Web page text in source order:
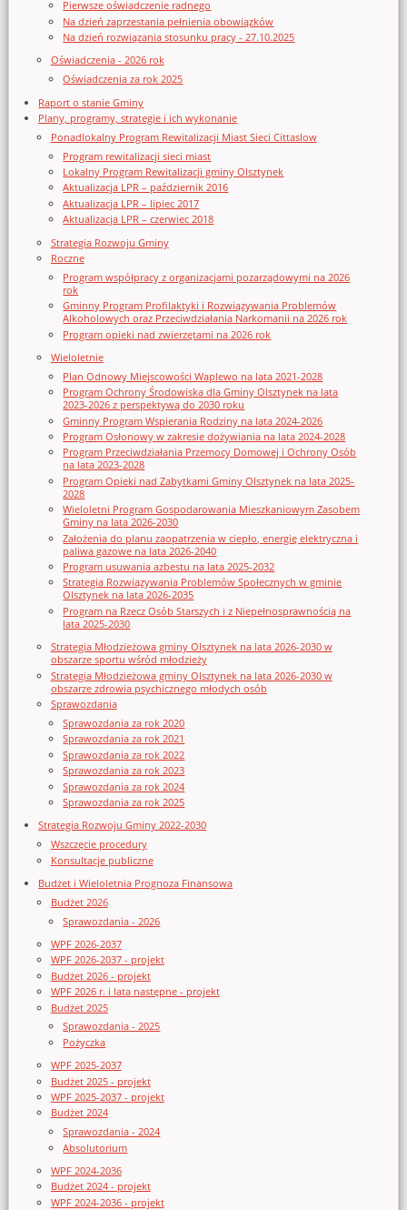
Pierwsze oświadczenie radnego
Na dzień zaprzestania pełnienia obowiązków
Na dzień rozwiązania stosunku pracy - 27.10.2025
Oświadczenia - 2026 rok
Oświadczenia za rok 2025
Raport o stanie Gminy
Plany, programy, strategie i ich wykonanie
Ponadlokalny Program Rewitalizacji Miast Sieci Cittaslow
Program rewitalizacji sieci miast
Lokalny Program Rewitalizacji gminy Olsztynek
Aktualizacja LPR – październik 2016
Aktualizacja LPR – lipiec 2017
Aktualizacja LPR – czerwiec 2018
Strategia Rozwoju Gminy
Roczne
Program współpracy z organizacjami pozarządowymi na 2026
rok
Gminny Program Profilaktyki i Rozwiązywania Problemów
Alkoholowych oraz Przeciwdziałania Narkomanii na 2026 rok
Program opieki nad zwierzętami na 2026 rok
Wieloletnie
Plan Odnowy Miejscowości Waplewo na lata 2021-2028
Program Ochrony Środowiska dla Gminy Olsztynek na lata
2023-2026 z perspektywą do 2030 roku
Gminny Program Wspierania Rodziny na lata 2024-2026
Program Osłonowy w zakresie dożywiania na lata 2024-2028
Program Przeciwdziałania Przemocy Domowej i Ochrony Osób
na lata 2023-2028
Program Opieki nad Zabytkami Gminy Olsztynek na lata 2025-
2028
Wieloletni Program Gospodarowania Mieszkaniowym Zasobem
Gminy na lata 2026-2030
Założenia do planu zaopatrzenia w ciepło, energię elektryczna i
paliwa gazowe na lata 2026-2040
Program usuwania azbestu na lata 2025-2032
Strategia Rozwiązywania Problemów Społecznych w gminie
Olsztynek na lata 2026-2035
Program na Rzecz Osób Starszych i z Niepełnosprawnością na
lata 2025-2030
Strategia Młodzieżowa gminy Olsztynek na lata 2026-2030 w
obszarze sportu wśród młodzieży
Strategia Młodzieżowa gminy Olsztynek na lata 2026-2030 w
obszarze zdrowia psychicznego młodych osób
Sprawozdania
Sprawozdania za rok 2020
Sprawozdania za rok 2021
Sprawozdania za rok 2022
Sprawozdania za rok 2023
Sprawozdania za rok 2024
Sprawozdania za rok 2025
Strategia Rozwoju Gminy 2022-2030
Wszczęcie procedury
Konsultacje publiczne
Budżet i Wieloletnia Prognoza Finansowa
Budżet 2026
Sprawozdania - 2026
WPF 2026-2037
WPF 2026-2037 - projekt
Budżet 2026 - projekt
WPF 2026 r. i lata następne - projekt
Budżet 2025
Sprawozdania - 2025
Pożyczka
WPF 2025-2037
Budżet 2025 - projekt
WPF 2025-2037 - projekt
Budżet 2024
Sprawozdania - 2024
Absolutorium
WPF 2024-2036
Budżet 2024 - projekt
WPF 2024-2036 - projekt